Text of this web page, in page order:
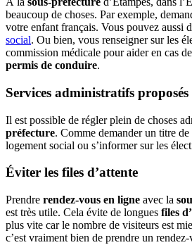
beaucoup de choses. Par exemple,
votre enfant français. Vous pouvez aussi
social. Ou bien, vous renseigner sur les
commission médicale pour aider en cas
permis de conduire.
Services administratifs proposés
Il est possible de régler plein de choses
préfecture. Comme demander un titre
logement social ou s’informer sur les
Éviter les files d’attente
Prendre rendez-vous en ligne avec la
est très utile. Cela évite de longues files
plus vite car le nombre de visiteurs est
c’est vraiment bien de prendre un rendez-